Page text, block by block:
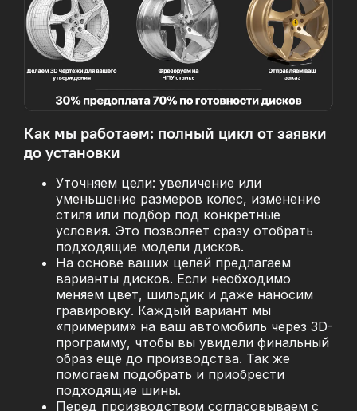
Как мы работаем: полный цикл от заявки
до установки
Уточняем цели: увеличение или
уменьшение размеров колес, изменение
стиля или подбор под конкретные
условия. Это позволяет сразу отобрать
подходящие модели дисков.
На основе ваших целей предлагаем
варианты дисков. Если необходимо
меняем цвет, шильдик и даже наносим
гравировку. Каждый вариант мы
«примерим» на ваш автомобиль через 3D-
программу, чтобы вы увидели финальный
образ ещё до производства. Так же
помогаем подобрать и приобрести
подходящие шины.
Перед производством согласовываем с